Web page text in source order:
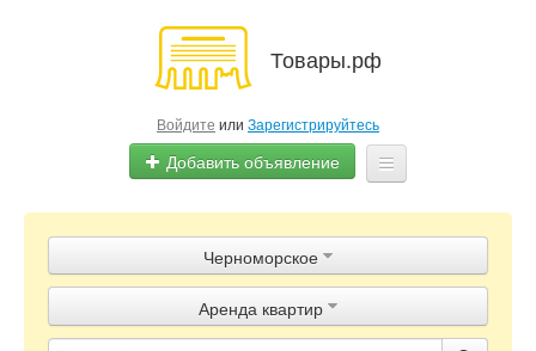
Товары.рф
Войдите или Зарегистрируйтесь
Добавить объявление
Объявления
Магазины
Черноморское
Аренда квартир